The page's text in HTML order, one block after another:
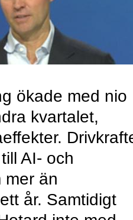
ökade med nio
kvartalet,
AI- och
mer än
år. Samtidigt